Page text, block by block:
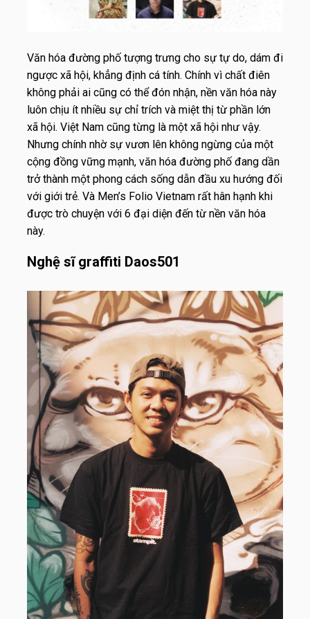
Văn hóa đường phố tượng trưng cho sự tự do, dám đi
ngược xã hội, khẳng định cá tính. Chính vì chất điên
không phải ai cũng có thể đón nhận, nền văn hóa này
luôn chịu ít nhiều sự chỉ trích và miệt thị từ phần lớn
xã hội. Việt Nam cũng từng là một xã hội như vậy.
Nhưng chính nhờ sự vươn lên không ngừng của một
cộng đồng vững mạnh, văn hóa đường phố đang dần
trở thành một phong cách sống dẫn đầu xu hướng đối
với giới trẻ. Và Men’s Folio Vietnam rất hân hạnh khi
được trò chuyện với 6 đại diện đến từ nền văn hóa
này.
Nghệ sĩ graffiti Daos501